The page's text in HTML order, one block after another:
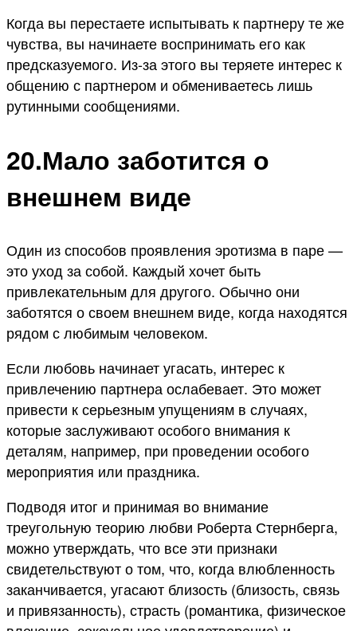
Когда вы перестаете испытывать к партнеру те же
чувства, вы начинаете воспринимать его как
предсказуемого. Из-за этого вы теряете интерес к
общению с партнером и обмениваетесь лишь
рутинными сообщениями.
20.Мало заботится о
внешнем виде
Один из способов проявления эротизма в паре —
это уход за собой. Каждый хочет быть
привлекательным для другого. Обычно они
заботятся о своем внешнем виде, когда находятся
рядом с любимым человеком.
Если любовь начинает угасать, интерес к
привлечению партнера ослабевает. Это может
привести к серьезным упущениям в случаях,
которые заслуживают особого внимания к
деталям, например, при проведении особого
мероприятия или праздника.
Подводя итог и принимая во внимание
треугольную теорию любви Роберта Стернберга,
можно утверждать, что все эти признаки
свидетельствуют о том, что, когда влюбленность
заканчивается, угасают близость (близость, связь
и привязанность), страсть (романтика, физическое